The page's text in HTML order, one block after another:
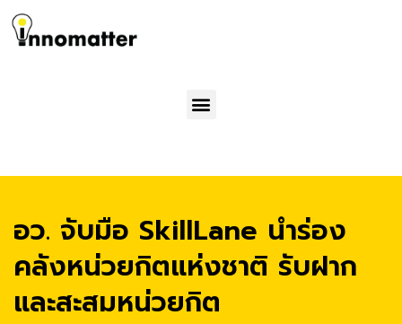
Menu
อว. จับมือ SkillLane นำร่อง
คลังหน่วยกิตแห่งชาติ รับฝาก
และสะสมหน่วยกิต